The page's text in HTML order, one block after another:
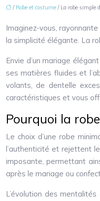
/ Robe et costume / La robe simple
Imaginez-vous,
la simplicité élégante. La
Envie d’un mariage
ses matières fluides et
volants, de dentelle
caractéristiques et vous
Pourquoi la
Le choix d’une robe
l’authenticité et rejettent
imposante, permettant
après le mariage ou
L’évolution des